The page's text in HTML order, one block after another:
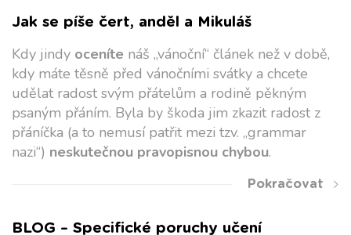
Jak se píše čert, anděl a Mikuláš
Kdy jindy oceníte náš „vánoční“ článek než v době,
kdy máte těsně před vánočními svátky a chcete
udělat radost svým přátelům a rodině pěkným
psaným přáním. Byla by škoda jim zkazit radost z
přáníčka (a to nemusí patřit mezi tzv. „grammar
nazi“) neskutečnou pravopisnou chybou.
Pokračovat
BLOG – Specifické poruchy učení